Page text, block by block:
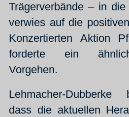
Trägerverbände – in
verwies auf die
Konzertierten Aktion
forderte ein
Vorgehen.
Lehmacher-
dass die aktuellen